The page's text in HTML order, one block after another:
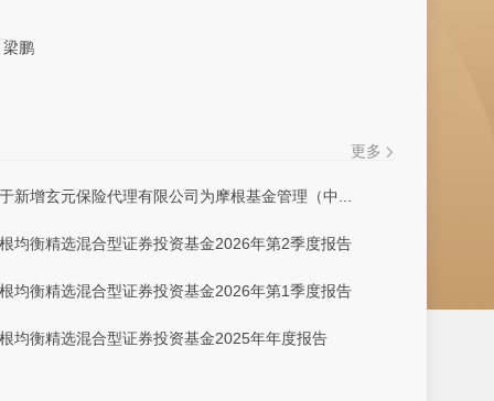
梁鹏
更多
新增玄元保险代理有限公司为摩根基金管理（中...
均衡精选混合型证券投资基金2026年第2季度报告
均衡精选混合型证券投资基金2026年第1季度报告
均衡精选混合型证券投资基金2025年年度报告